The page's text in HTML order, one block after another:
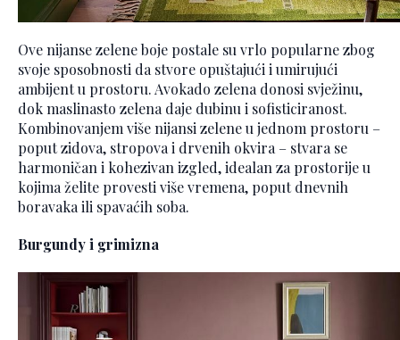
Ove nijanse zelene boje postale su vrlo popularne zbog
svoje sposobnosti da stvore opuštajući i umirujući
ambijent u prostoru. Avokado zelena donosi svježinu,
dok maslinasto zelena daje dubinu i sofisticiranost.
Kombinovanjem više nijansi zelene u jednom prostoru –
poput zidova, stropova i drvenih okvira – stvara se
harmoničan i kohezivan izgled, idealan za prostorije u
kojima želite provesti više vremena, poput dnevnih
boravaka ili spavaćih soba.
Burgundy i grimizna